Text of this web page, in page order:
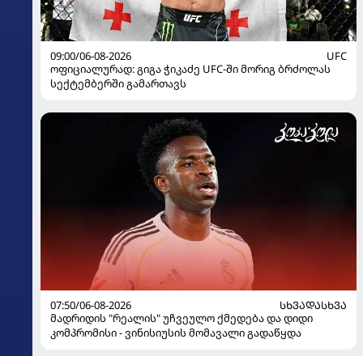
09:00/06-08-2026
UFC
ოფიციალურად: გიგა ჭიკაძე UFC-ში მორიგ ბრძოლას
სექტემბერში გამართავს
07:50/06-08-2026
ᲡᲮᲕᲐᲓᲐᲡᲮᲕᲐ
მადრიდის "რეალის" უჩვეულო ქმედება და დიდი
კომპრომისი - ვინისიუსის მომავალი გადაწყდა